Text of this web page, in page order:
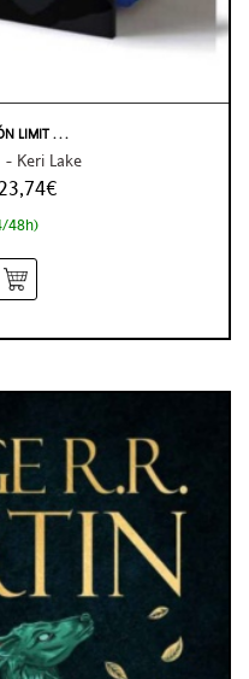
LIMIT . . .
Keri Lake
48h)